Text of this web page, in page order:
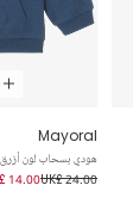
Mayoral
هودي بسحاب لون أزرق
UK£ 24.00
14.00